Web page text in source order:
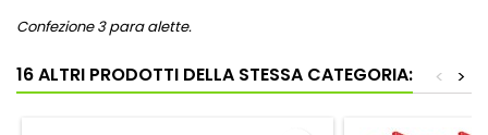
Confezione 3 para alette.
16 ALTRI PRODOTTI DELLA STESSA CATEGORIA: >
<